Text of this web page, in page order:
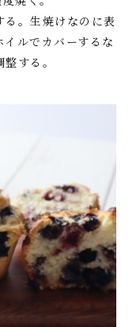
。生焼けなのに表
ルでカバーするな
する。